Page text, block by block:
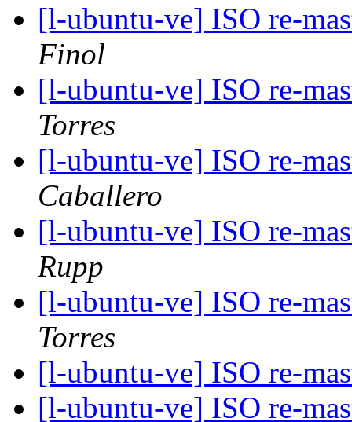
[l-ubuntu-ve] ISO re-
Finol
[l-ubuntu-ve] ISO re-
Torres
[l-ubuntu-ve] ISO re-
Caballero
[l-ubuntu-ve] ISO re-
Rupp
[l-ubuntu-ve] ISO re-
Torres
[l-ubuntu-ve] ISO re-
[l-ubuntu-ve] ISO re-